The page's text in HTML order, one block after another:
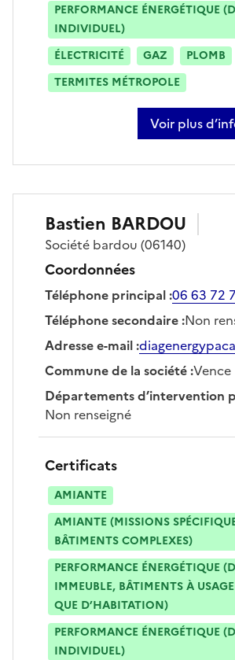
PERFORMANCE ÉNERGÉTIQUE
INDIVIDUEL)
ÉLECTRICITÉ
GAZ
PLOMB
TERMITES MÉTROPOLE
Voir plus
sur laurent
Bastien BARDOU
Société bardou (06140)
Coordonnées
Téléphone principal:06 63 72
Téléphone secondaire:Non
Adresse e-mail:
Commune de la société:Vence
Départements d’intervention
Non renseigné
Certificats
AMIANTE
AMIANTE (MISSIONS
BÂTIMENTS COMPLEXES)
PERFORMANCE ÉNERGÉTIQUE
IMMEUBLE, BÂTIMENTS À
QUE D’HABITATION)
PERFORMANCE ÉNERGÉTIQUE
INDIVIDUEL)